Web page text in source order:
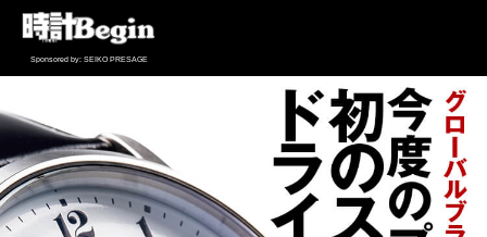
Sponsored by: SEIKO PRESAGE